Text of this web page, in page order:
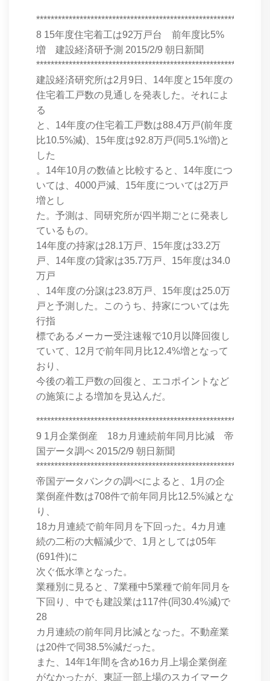
8 15年度住宅着工は92万戸台 前年度比5%
増 建設経済研予測 2015/2/9 朝日新聞
建設経済研究所は2月9日、14年度と15年度の
住宅着工戸数の見通しを発表した。それによ
る
と、14年度の住宅着工戸数は88.4万戸(前年度
比10.5%減)、15年度は92.8万戸(同5.1%増)と
した
。14年10月の数値と比較すると、14年度につ
いては、4000戸減、15年度については2万戸
増とし
た。予測は、同研究所が四半期ごとに発表し
ているもの。
14年度の持家は28.1万戸、15年度は33.2万
戸、14年度の貸家は35.7万戸、15年度は34.0
万戸
、14年度の分譲は23.8万戸、15年度は25.0万
戸と予測した。このうち、持家については先
行指
標であるメーカー受注速報で10月以降回復し
ていて、12月で前年同月比12.4%増となって
おり、
今後の着工戸数の回復と、エコポイントなど
の施策による増加を見込んだ。
9 1月企業倒産 18カ月連続前年同月比減 帝
国データ調べ 2015/2/9 朝日新聞
帝国データバンクの調べによると、1月の企
業倒産件数は708件で前年同月比12.5%減とな
り、
18カ月連続で前年同月を下回った。4カ月連
続の二桁の大幅減少で、1月としては05年
(691件)に
次ぐ低水準となった。
業種別に見ると、7業種中5業種で前年同月を
下回り、中でも建設業は117件(同30.4%減)で
28
カ月連続の前年同月比減となった。不動産業
は20件で同38.5%減だった。
また、14年1年間を含め16カ月上場企業倒産
がなかったが、東証一部上場のスカイマーク